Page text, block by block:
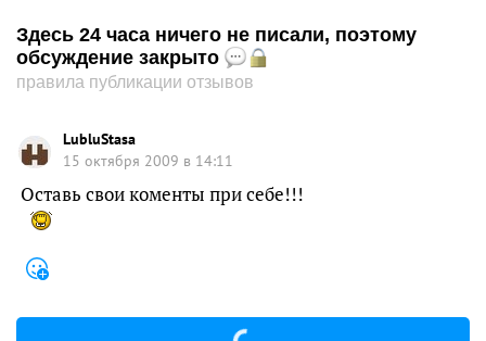
Здесь 24 часа ничего не писали, поэтому
обсуждение закрыто
правила публикации отзывов
LubluStasa
15 октября 2009 в 14:11
Оставь свои коменты при себе!!!